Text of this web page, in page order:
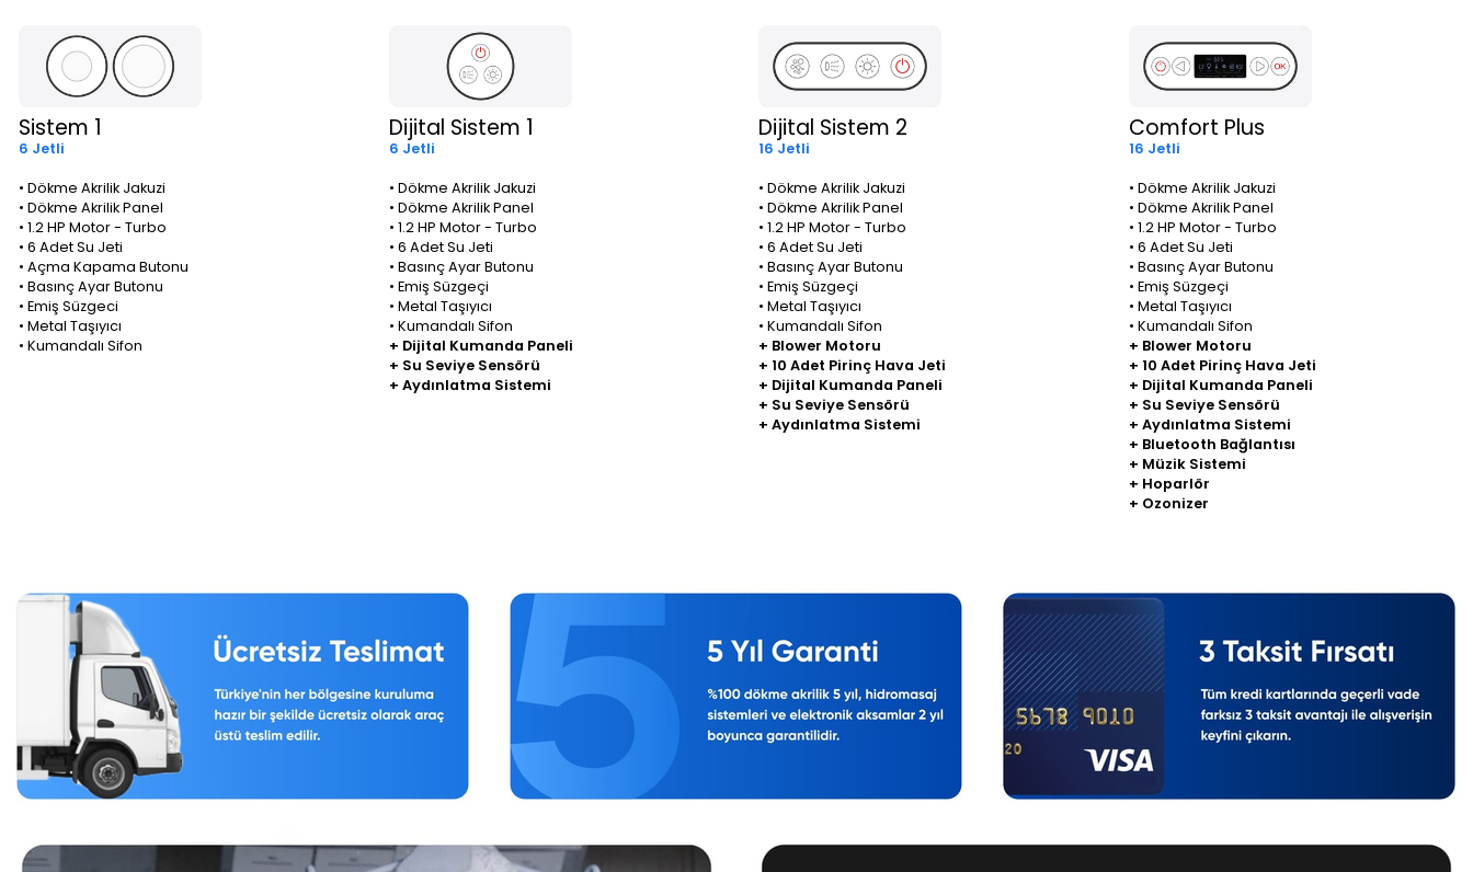
Sistem 1
6 Jetli
• Dökme Akrilik Jakuzi
• Dökme Akrilik Panel
• 1.2 HP Motor - Turbo
• 6 Adet Su Jeti
• Açma Kapama Butonu
• Basınç Ayar Butonu
• Emiş Süzgeci
• Metal Taşıyıcı
• Kumandalı Sifon
Dijital Sistem 1
6 Jetli
• Dökme Akrilik Jakuzi
• Dökme Akrilik Panel
• 1.2 HP Motor - Turbo
• 6 Adet Su Jeti
• Basınç Ayar Butonu
• Emiş Süzgeçi
• Metal Taşıyıcı
• Kumandalı Sifon
+ Dijital Kumanda Paneli
+ Su Seviye Sensörü
+ Aydınlatma Sistemi
Dijital Sistem 2
16 Jetli
• Dökme Akrilik Jakuzi
• Dökme Akrilik Panel
• 1.2 HP Motor - Turbo
• 6 Adet Su Jeti
• Basınç Ayar Butonu
• Emiş Süzgeçi
• Metal Taşıyıcı
• Kumandalı Sifon
+ Blower Motoru
+ 10 Adet Pirinç Hava Jeti
+ Dijital Kumanda Paneli
+ Su Seviye Sensörü
+ Aydınlatma Sistemi
Comfort Plus
16 Jetli
• Dökme Akrilik Jakuzi
• Dökme Akrilik Panel
• 1.2 HP Motor - Turbo
• 6 Adet Su Jeti
• Basınç Ayar Butonu
• Emiş Süzgeçi
• Metal Taşıyıcı
• Kumandalı Sifon
+ Blower Motoru
+ 10 Adet Pirinç Hava Jeti
+ Dijital Kumanda Paneli
+ Su Seviye Sensörü
+ Aydınlatma Sistemi
+ Bluetooth Bağlantısı
+ Müzik Sistemi
+ Hoparlör
+ Ozonizer